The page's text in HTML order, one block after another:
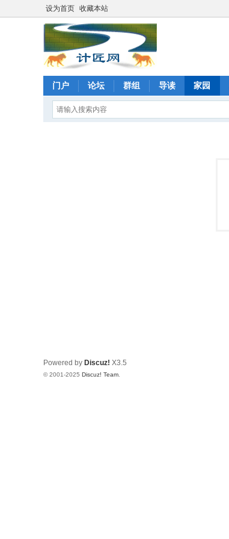
设为首页 收藏本站
门户 论坛 群组 导读 家园
Powered by Discuz! X3.5
© 2001-2025 Discuz! Team